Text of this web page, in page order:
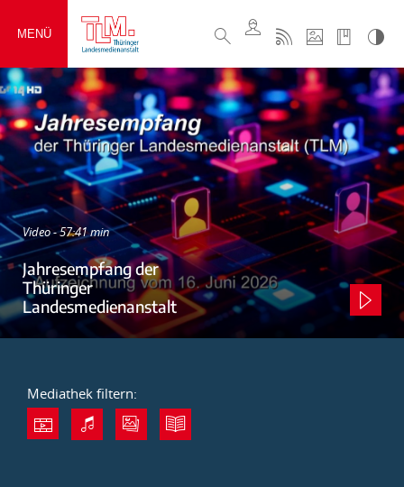
MENÜ
Video - 57:41 min
Jahresempfang der
Thüringer
Landesmedienanstalt
Mediathek filtern: